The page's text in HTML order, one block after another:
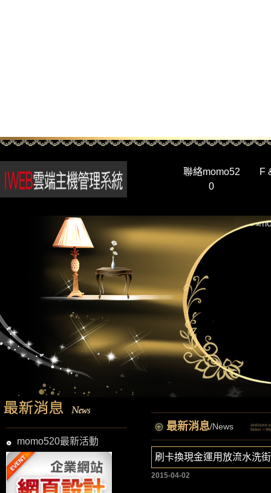
聯絡momo52
0
F
momo520最新活動
最新消息/News
刷卡換現金運用放流水洗
2015-04-02